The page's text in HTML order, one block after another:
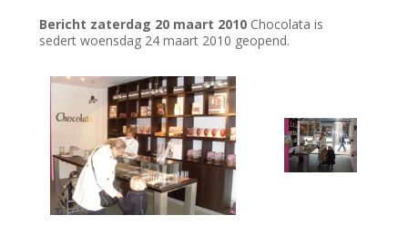
Bericht zaterdag 20 maart 2010 Chocolata is
sedert woensdag 24 maart 2010 geopend.